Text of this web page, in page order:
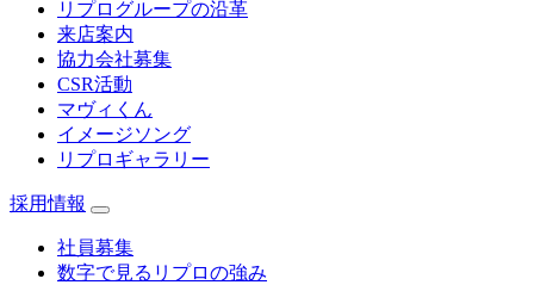
リプログループの沿革
来店案内
協力会社募集
CSR活動
マヴィくん
イメージソング
リプロギャラリー
採用情報
社員募集
数字で見るリプロの強み